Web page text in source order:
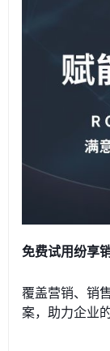
免费试用纷享
覆盖营销、销
案，助力企业